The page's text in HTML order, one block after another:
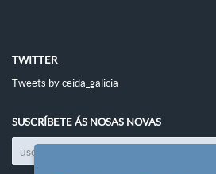
TWITTER
Tweets by ceida_galicia
SUSCRÍBETE ÁS NOSAS NOVAS